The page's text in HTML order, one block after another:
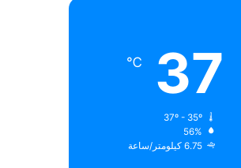
37
℃
56%
6.75 كيلومتر/ساعة